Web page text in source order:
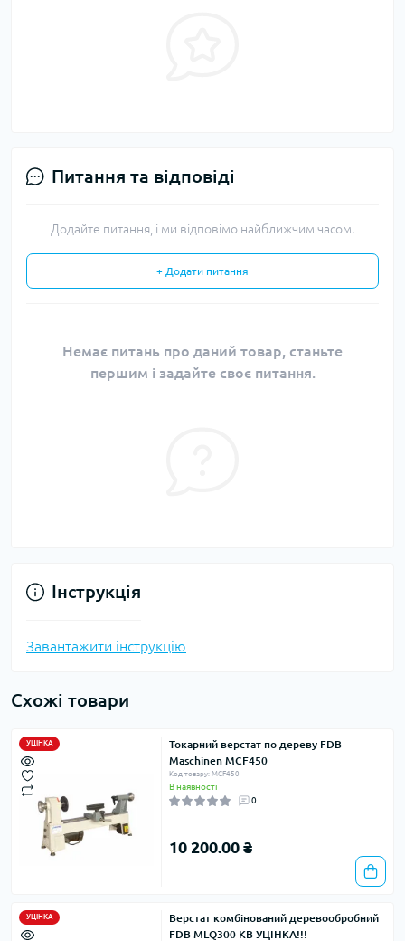
Питання та відповіді
Додайте питання, і ми відповімо найближчим часом.
+ Додати питання
Немає питань про даний товар, станьте
першим і задайте своє питання.
Інструкція
Завантажити інструкцію
Схожі товари
УЦІНКА
Токарний верстат по дереву FDB
Maschinen MCF450
Код товару: MCF450
В наявності
0
10 200.00 ₴
УЦІНКА
Верстат комбiнований деревообробний
FDB MLQ300 КВ УЦІНКА!!!